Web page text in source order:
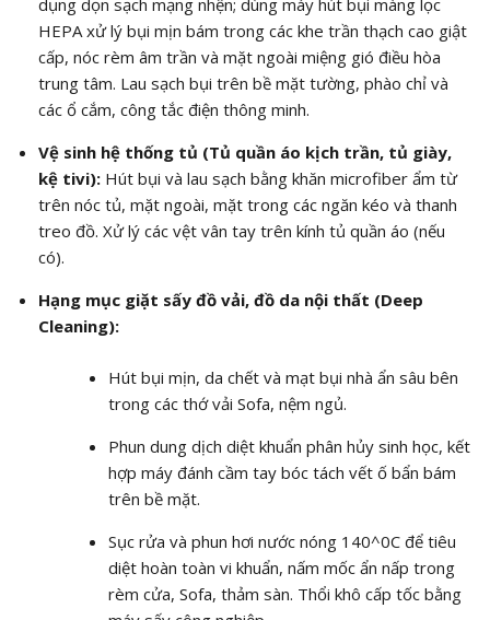
dụng dọn sạch mạng nhện; dùng máy hút bụi màng lọc
HEPA xử lý bụi mịn bám trong các khe trần thạch cao giật
cấp, nóc rèm âm trần và mặt ngoài miệng gió điều hòa
trung tâm. Lau sạch bụi trên bề mặt tường, phào chỉ và
các ổ cắm, công tắc điện thông minh.
Vệ sinh hệ thống tủ (Tủ quần áo kịch trần, tủ giày,
kệ tivi):Hút bụi và lau sạch bằng khăn microfiber ẩm từ
trên nóc tủ, mặt ngoài, mặt trong các ngăn kéo và thanh
treo đồ. Xử lý các vệt vân tay trên kính tủ quần áo (nếu
có).
Hạng mục giặt sấy đồ vải, đồ da nội thất (Deep
Cleaning):
Hút bụi mịn, da chết và mạt bụi nhà ẩn sâu bên
trong các thớ vải Sofa, nệm ngủ.
Phun dung dịch diệt khuẩn phân hủy sinh học, kết
hợp máy đánh cầm tay bóc tách vết ố bẩn bám
trên bề mặt.
Sục rửa và phun hơi nước nóng 140^0C để tiêu
diệt hoàn toàn vi khuẩn, nấm mốc ẩn nấp trong
rèm cửa, Sofa, thảm sàn. Thổi khô cấp tốc bằng